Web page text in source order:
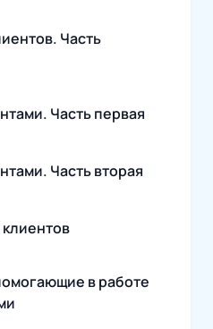
Часть
Часть первая
Часть вторая
в работе